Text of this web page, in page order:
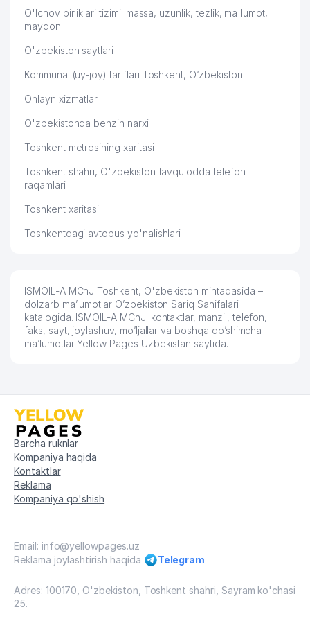
52 INGO-UZBEKISTAN AJ
55
VAKOLATXONA
56 GLOBAL LOGISTICS SYSTEMS MChJ
57 CENTRAL ASIA TRAVEL MChJ
58 GLOBAL IMPEX MChJ
59 CORE ENGINEERING MChJ
61
BANGLADESH XALQ RESPUBLIKASI
ELChINONASI
831 м
62
ONLINE TICKET SERVICE COMPANY
MChJ
842 м
64 ITALHEAT GROUP MChJ
65
ROSSIYA FEDERASIYASINING SAVDO
VAKOLATXONASI
66 BABY PRO INTERNATIONAL MChJ
67 FINCE AND TAX SOLUTIONS MChJ
69 IGEX ASIA MChJ
ИП Филютович Валерия Николаевна 873 м
O'lchov birliklari tizimi: massa, uzunlik, tezlik, ma'lumot,
maydon
O'zbekiston saytlari
Kommunal (uy-joy) tariflari Toshkent, O‘zbekiston
Onlayn xizmatlar
O'zbekistonda benzin narxi
Toshkent metrosining xaritasi
Toshkent shahri, O'zbekiston favqulodda telefon
raqamlari
Toshkent xaritasi
Toshkentdagi avtobus yo'nalishlari
ISMOIL-A MChJ Toshkent, O'zbekiston mintaqasida –
dolzarb ma’lumotlar O’zbekiston Sariq Sahifalari
katalogida. ISMOIL-A MChJ: kontaktlar, manzil, telefon,
faks, sayt, joylashuv, mo’ljallar va boshqa qo’shimcha
ma’lumotlar Yellow Pages Uzbekistan saytida.
Barcha ruknlar
Kompaniya haqida
Kontaktlar
Reklama
Kompaniya qo'shish
Email: info@yellowpages.uz
Reklama joylashtirish haqida
Telegram
Adres: 100170, O'zbekiston, Toshkent shahri, Sayram ko'chasi
25.